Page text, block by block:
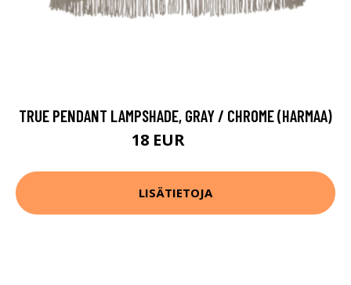
TRUE PENDANT LAMPSHADE, GRAY / CHROME (HARMAA)
18 EUR
LISÄTIETOJA